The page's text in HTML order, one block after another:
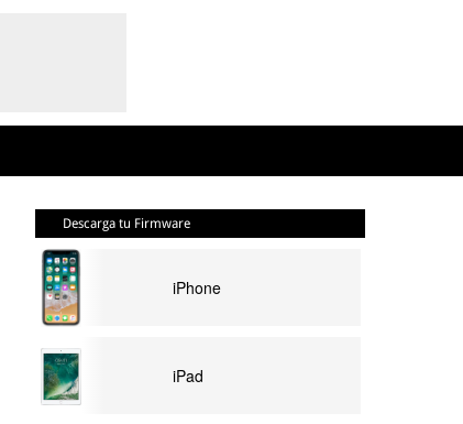
Descarga tu Firmware
iPhone
iPad